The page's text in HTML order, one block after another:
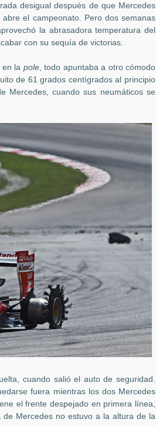
desigual después de que Mercedes
el campeonato. Pero dos semanas
la abrasadora temperatura del
con su sequía de victorias.
en la pole, todo apuntaba a otro cómodo
de 61 grados centígrados al principio
Mercedes, cuando sus neumáticos se
cuando salió el auto de seguridad.
fuera mientras los dos Mercedes
el frente despejado en primera línea,
Mercedes no estuvo a la altura de la